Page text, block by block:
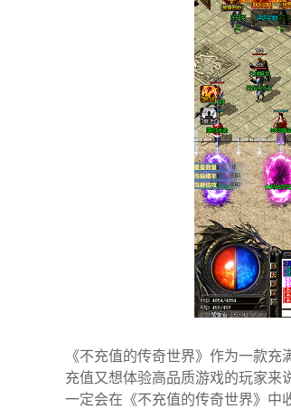
《不充值的传奇世界》作为一款
充值又想体验高品质游戏的玩家来
一定会在《不充值的传奇世界》中